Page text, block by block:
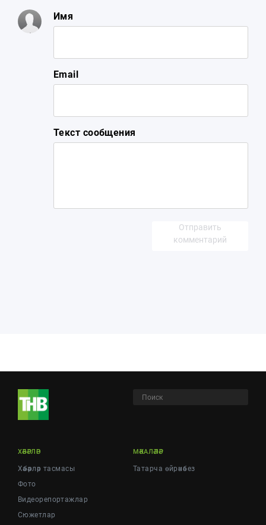
Имя
Email
Текст сообщения
Отправить
комментарий
ХӘБӘРЛӘР
Хәбәрләр тасмасы
Фото
Видеорепортажлар
Cюжетлар
МӘКАЛӘЛӘР
Татарча өйрәнәбез